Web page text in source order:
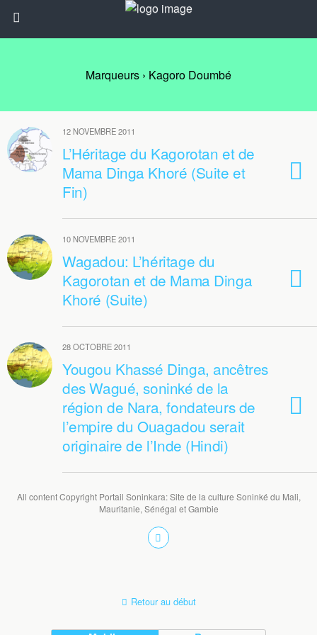
Marqueurs › Kagoro Doumbé
12 NOVEMBRE 2011
L’Héritage du Kagorotan et de
Mama Dinga Khoré (Suite et
Fin)
10 NOVEMBRE 2011
Wagadou: L’héritage du
Kagorotan et de Mama Dinga
Khoré (Suite)
28 OCTOBRE 2011
Yougou Khassé Dinga, ancêtres
des Wagué, soninké de la
région de Nara, fondateurs de
l’empire du Ouagadou serait
originaire de l’Inde (Hindi)
All content Copyright Portail Soninkara: Site de la culture Soninké du Mali,
Mauritanie, Sénégal et Gambie
Retour au début